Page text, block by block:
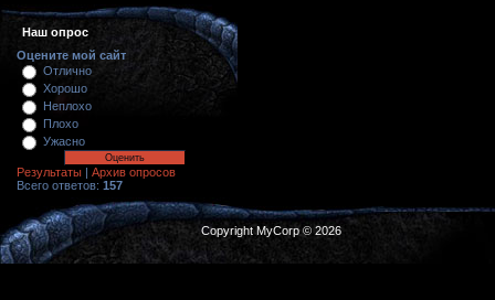
Наш опрос
Оцените мой сайт
Отлично
Хорошо
Неплохо
Плохо
Ужасно
Результаты | Архив опросов
Всего ответов: 157
Copyright MyCorp © 2026